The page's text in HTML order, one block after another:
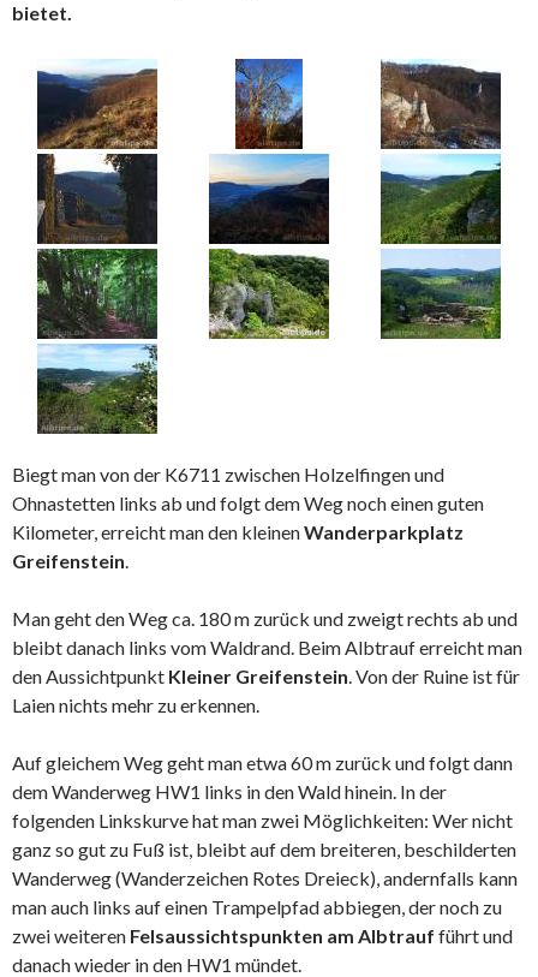
bietet.
Biegt man von der K6711 zwischen Holzelfingen und
Ohnastetten links ab und folgt dem Weg noch einen guten
Kilometer, erreicht man den kleinenWanderparkplatz
Greifenstein.
Man geht den Weg ca. 180 m zurück und zweigt rechts ab und
bleibt danach links vom Waldrand. Beim Albtrauf erreicht man
den Aussichtpunkt Kleiner Greifenstein. Von der Ruine ist für
Laien nichts mehr zu erkennen.
Auf gleichem Weg geht man etwa 60 m zurück und folgt dann
dem Wanderweg HW1 links in den Wald hinein. In der
folgenden Linkskurve hat man zwei Möglichkeiten: Wer nicht
ganz so gut zu Fuß ist, bleibt auf dem breiteren, beschilderten
Wanderweg (Wanderzeichen Rotes Dreieck), andernfalls kann
man auch links auf einen Trampelpfad abbiegen, der noch zu
zwei weiteren Felsaussichtspunkten am Albtrauf führt und
danach wieder in den HW1 mündet.